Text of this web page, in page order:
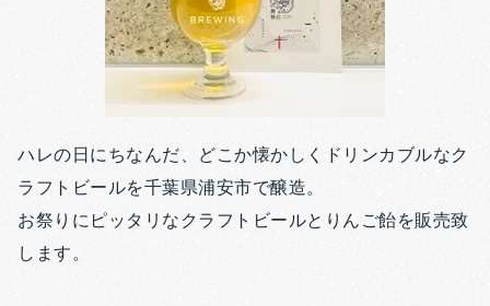
ハレの日にちなんだ、どこか懐かしくドリンカブルなク
ラフトビールを千葉県浦安市で醸造。
お祭りにピッタリなクラフトビールとりんご飴を販売致
します。